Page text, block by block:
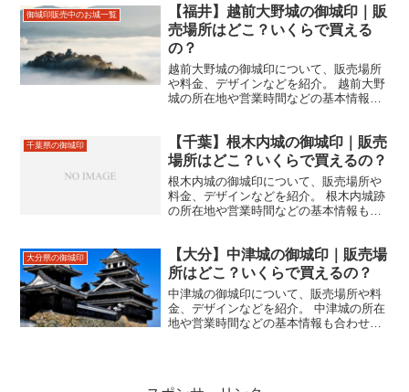
御城印販売中のお城一覧
【福井】越前大野城の御城印｜販
売場所はどこ？いくらで買える
の？
越前大野城の御城印について、販売場所
や料金、デザインなどを紹介。 越前大野
城の所在地や営業時間などの基本情報も
千葉県の御城印
【千葉】根木内城の御城印｜販売
場所はどこ？いくらで買えるの？
根木内城の御城印について、販売場所や
料金、デザインなどを紹介。 根木内城跡
の所在地や営業時間などの基本情報も合
大分県の御城印
【大分】中津城の御城印｜販売場
所はどこ？いくらで買えるの？
中津城の御城印について、販売場所や料
金、デザインなどを紹介。 中津城の所在
地や営業時間などの基本情報も合わせて